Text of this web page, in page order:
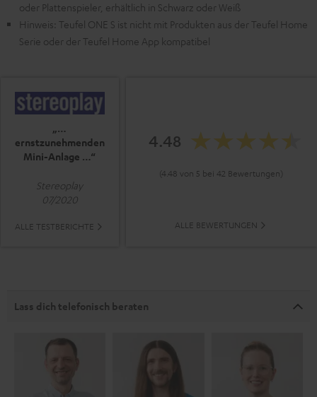
oder Plattenspieler, erhältlich in Schwarz oder Weiß
Hinweis: Teufel ONE S ist nicht mit Produkten aus der Teufel Home
Serie oder der Teufel Home App kompatibel
„…
ernstzunehmenden
Mini-Anlage …“
Stereoplay
07/2020
ALLE TESTBERICHTE
4.48
(4.48 von 5 bei 42 Bewertungen)
ALLE BEWERTUNGEN
Lass dich telefonisch beraten